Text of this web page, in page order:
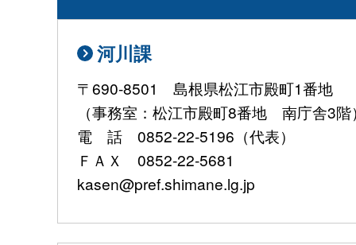
河川課
〒690-8501 島根県松江市殿町1番地
（事務室：松江市殿町8番地 南庁舎3階
電 話 0852-22-5196（代表）
ＦＡＸ 0852-22-5681
kasen@pref.shimane.lg.jp